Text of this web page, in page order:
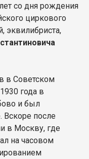
со дня рождения
циркового
эквилибриста,
в Советском
года в
и был
после
в Москву, где
на часовом